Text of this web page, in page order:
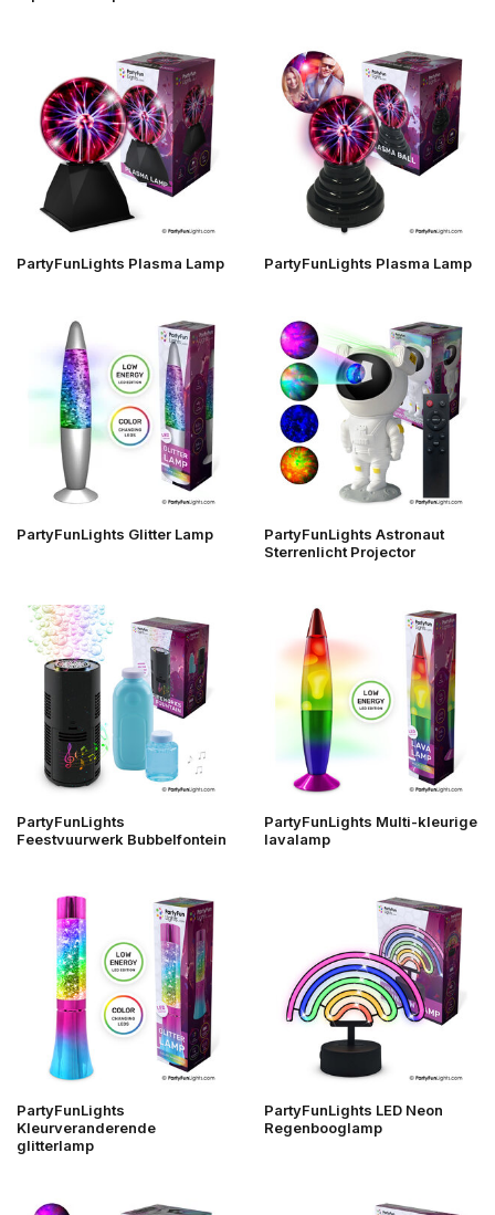
PartyFunLights Plasma Lamp PartyFunLights Plasma Lamp
PartyFunLights Glitter Lamp
PartyFunLights Astronaut
Sterrenlicht Projector
PartyFunLights
Feestvuurwerk Bubbelfontein
PartyFunLights Multi-kleurige
lavalamp
PartyFunLights
Kleurveranderende
glitterlamp
PartyFunLights LED Neon
Regenbooglamp